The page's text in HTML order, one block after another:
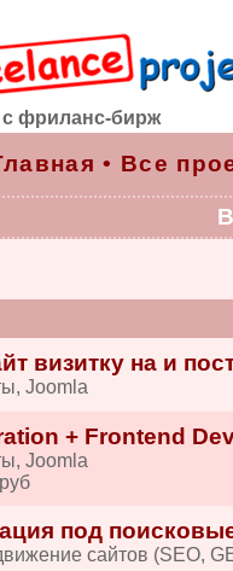
фриланс-бирж
• Все
визитку на и
Joomla
+ Frontend
Joomla
под
сайтов (SEO,